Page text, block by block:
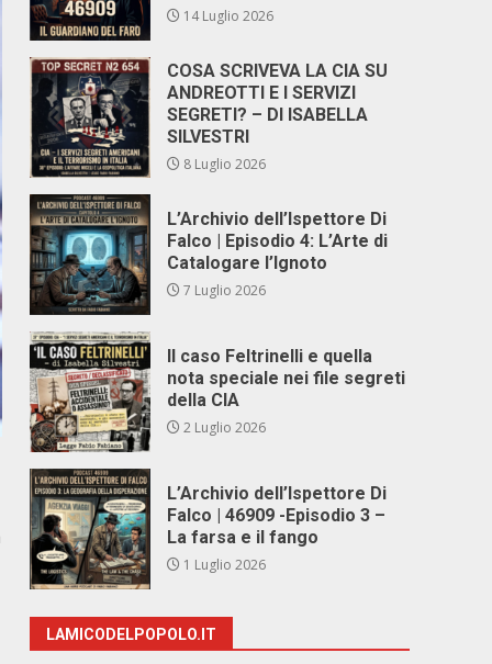
14 Luglio 2026
COSA SCRIVEVA LA CIA SU
ANDREOTTI E I SERVIZI
SEGRETI? – DI ISABELLA
SILVESTRI
8 Luglio 2026
L’Archivio dell’Ispettore Di
Falco | Episodio 4: L’Arte di
Catalogare l’Ignoto
7 Luglio 2026
Il caso Feltrinelli e quella
nota speciale nei file segreti
della CIA
2 Luglio 2026
L’Archivio dell’Ispettore Di
Falco | 46909 -Episodio 3 –
La farsa e il fango
1 Luglio 2026
LAMICODELPOPOLO.IT